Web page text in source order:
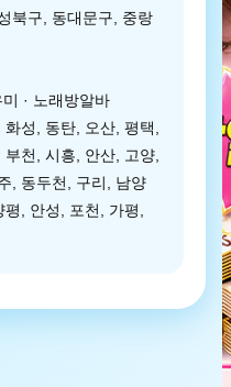
북구, 동대문구, 중랑
· 노래방알바
성, 동탄, 오산, 평택,
천, 시흥, 안산, 고양,
, 동두천, 구리, 남양
, 안성, 포천, 가평,